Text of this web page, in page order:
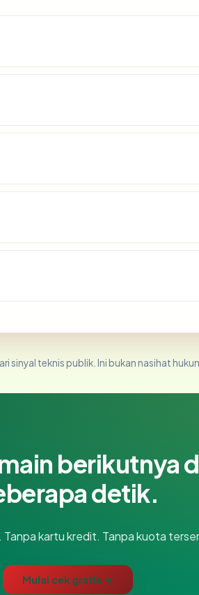
sinyal teknis publik. Ini bukan nasihat
berikutnya
detik.
kartu kredit. Tanpa kuota
Mulai cek gratis →